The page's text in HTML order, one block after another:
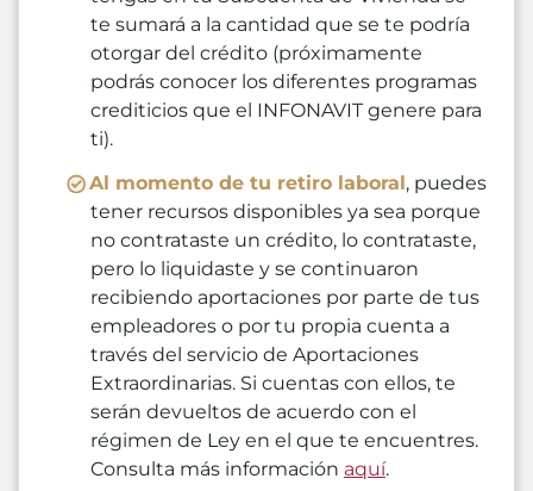
te sumará a la cantidad que se te podría
otorgar del crédito (próximamente
podrás conocer los diferentes programas
crediticios que el INFONAVIT genere para
ti).
Al momento de tu retiro laboral , puedes
tener recursos disponibles ya sea porque
no contrataste un crédito, lo contrataste,
pero lo liquidaste y se continuaron
recibiendo aportaciones por parte de tus
empleadores o por tu propia cuenta a
través del servicio de Aportaciones
Extraordinarias. Si cuentas con ellos, te
serán devueltos de acuerdo con el
régimen de Ley en el que te encuentres.
Consulta más información aquí.